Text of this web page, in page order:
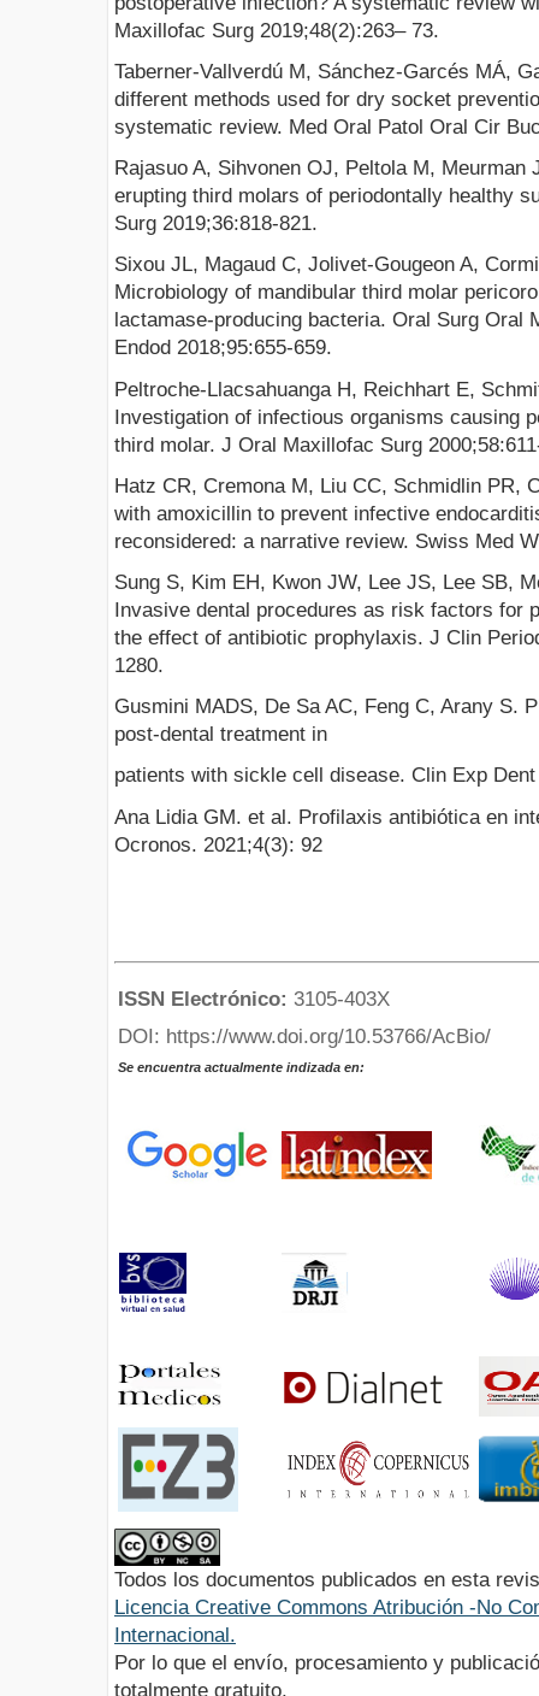
Maxillofac Surg 2019;48(2):263– 73.
Taberner-Vallverdú M, Sánchez-Garcés MÁ,
different methods used for dry socket
systematic review. Med Oral Patol Oral Cir
Rajasuo A, Sihvonen OJ, Peltola M, Meurman
erupting third molars of periodontally healthy
Surg 2019;36:818-821.
Sixou JL, Magaud C, Jolivet-Gougeon A,
Microbiology of mandibular third molar
lactamase-producing bacteria. Oral Surg Oral
Endod 2018;95:655-659.
Peltroche-Llacsahuanga H, Reichhart E,
Investigation of infectious organisms causing
third molar. J Oral Maxillofac Surg
Hatz CR, Cremona M, Liu CC, Schmidlin PR,
with amoxicillin to prevent infective
reconsidered: a narrative review. Swiss Med
Sung S, Kim EH, Kwon JW, Lee JS, Lee SB,
Invasive dental procedures as risk factors for
the effect of antibiotic prophylaxis. J Clin
1280.
Gusmini MADS, De Sa AC, Feng C, Arany S.
post-dental treatment in
patients with sickle cell disease. Clin Exp
Ana Lidia GM. et al. Profilaxis antibiótica en
Ocronos. 2021;4(3): 92
ISSN Electrónico: 3105-403X
DOI: https://www.doi.org/10.53766/AcBio/
Se encuentra actualmente indizada en:
Todos los documentos publicados en esta
Licencia Creative Commons Atribución -No
Internacional.
Por lo que el envío, procesamiento y
totalmente gratuito.